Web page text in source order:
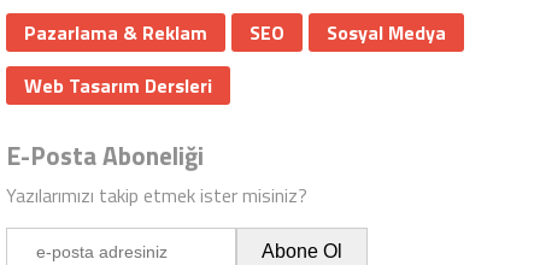
Pazarlama & Reklam
SEO
Sosyal Medya
Web Tasarım Dersleri
E-Posta Aboneliği
Yazılarımızı takip etmek ister misiniz?